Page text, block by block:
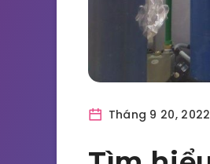
Tháng 9 20, 2022